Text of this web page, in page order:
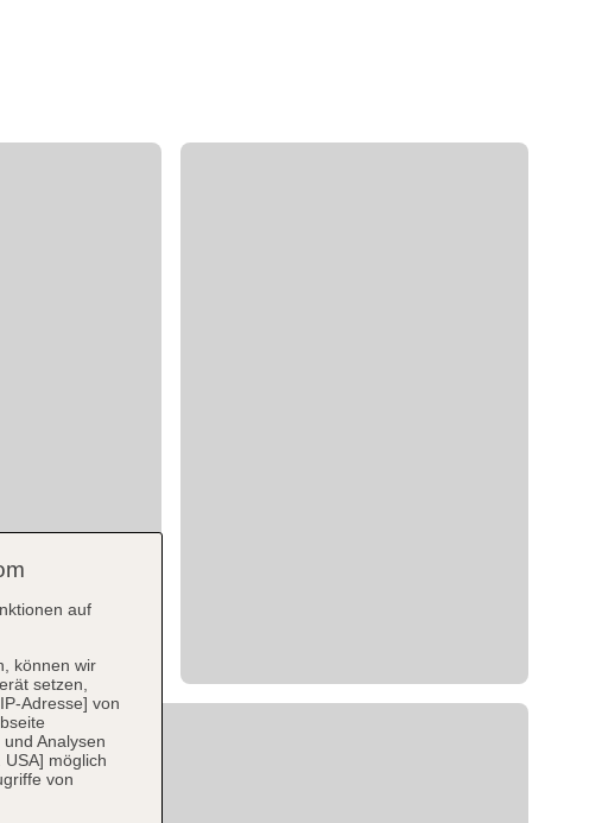
auf
können wir
setzen,
Adresse] von
Analysen
möglich
von